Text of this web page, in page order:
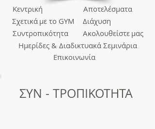
ΣΥΝ - ΤΡΟΠΙΚΟΤΗΤΑ
Κεντρική
Σχετικά
Συντροπικότητα
Ημερίδες &
Διάχυση
Αποτελέσματα
Ακολουθείστε μας
Επικοινωνία
με το GYM
Διαδικτυακά Σεμινάρια